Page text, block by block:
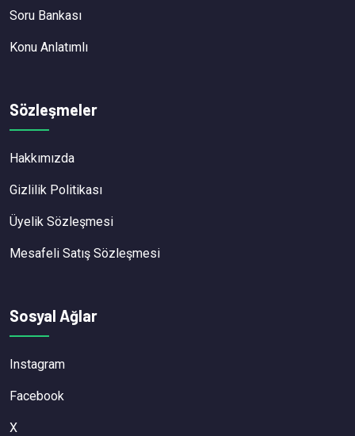
Soru Bankası
Konu Anlatımlı
Sözleşmeler
Hakkımızda
Gizlilik Politikası
Üyelik Sözleşmesi
Mesafeli Satış Sözleşmesi
Sosyal Ağlar
Instagram
Facebook
X